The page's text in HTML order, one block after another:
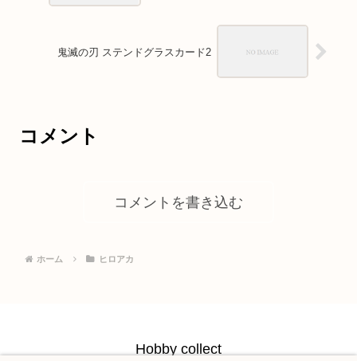
鬼滅の刃 ステンドグラスカード2
コメント
コメントを書き込む
ホーム ヒロアカ
Hobby collect